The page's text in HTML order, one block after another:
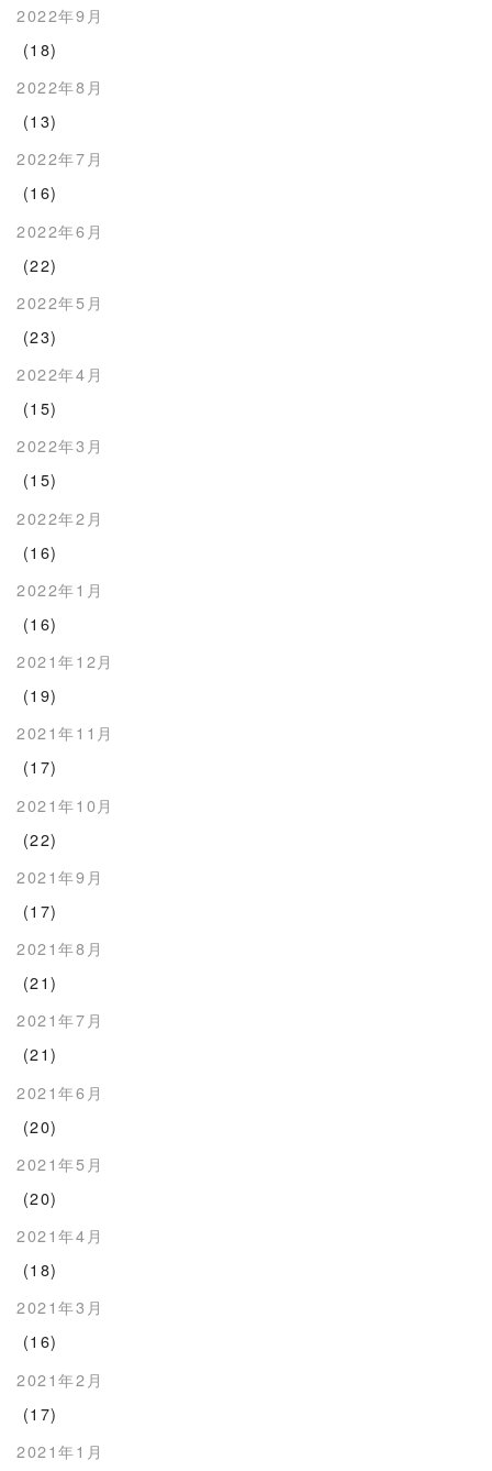
2022年9月
(18)
2022年8月
(13)
2022年7月
(16)
2022年6月
(22)
2022年5月
(23)
2022年4月
(15)
2022年3月
(15)
2022年2月
(16)
2022年1月
(16)
2021年12月
(19)
2021年11月
(17)
2021年10月
(22)
2021年9月
(17)
2021年8月
(21)
2021年7月
(21)
2021年6月
(20)
2021年5月
(20)
2021年4月
(18)
2021年3月
(16)
2021年2月
(17)
2021年1月